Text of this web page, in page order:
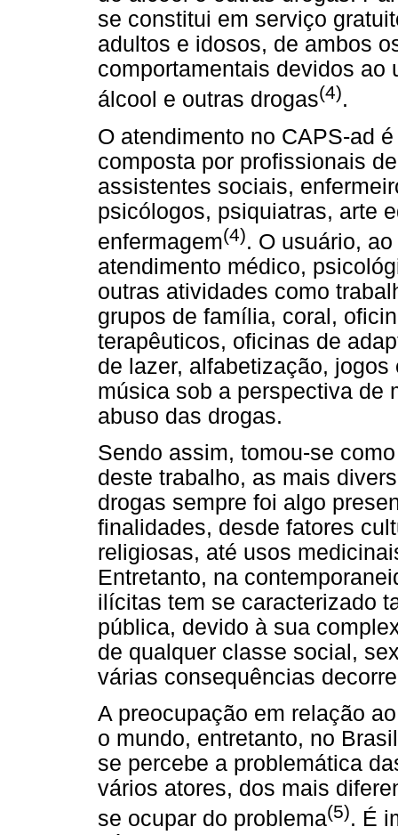
se constitui em serviço
adultos e idosos, de ambos
comportamentais devidos
álcool e outras drogas(4).
O atendimento no CAPS-ad
composta por profissionais
assistentes sociais,
psicólogos, psiquiatras, arte
enfermagem(4). O usuário,
atendimento médico,
outras atividades como
grupos de família, coral,
terapêuticos, oficinas de
de lazer, alfabetização,
música sob a perspectiva de
abuso das drogas.
Sendo assim, tomou-se
deste trabalho, as mais
drogas sempre foi algo
finalidades, desde fatores
religiosas, até usos
Entretanto, na
ilícitas tem se caracterizado
pública, devido à sua
de qualquer classe social,
várias consequências
A preocupação em relação
o mundo, entretanto, no
se percebe a problemática
vários atores, dos mais
se ocupar do problema(5). É